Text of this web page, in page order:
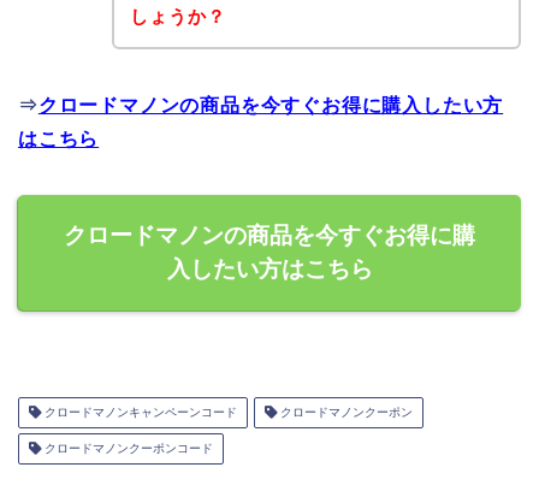
しょうか？
⇒クロードマノンの商品を今すぐお得に購入したい方
はこちら
クロードマノンの商品を今すぐお得に購
入したい方はこちら
クロードマノンキャンペーンコード クロードマノンクーポン
クロードマノンクーポンコード